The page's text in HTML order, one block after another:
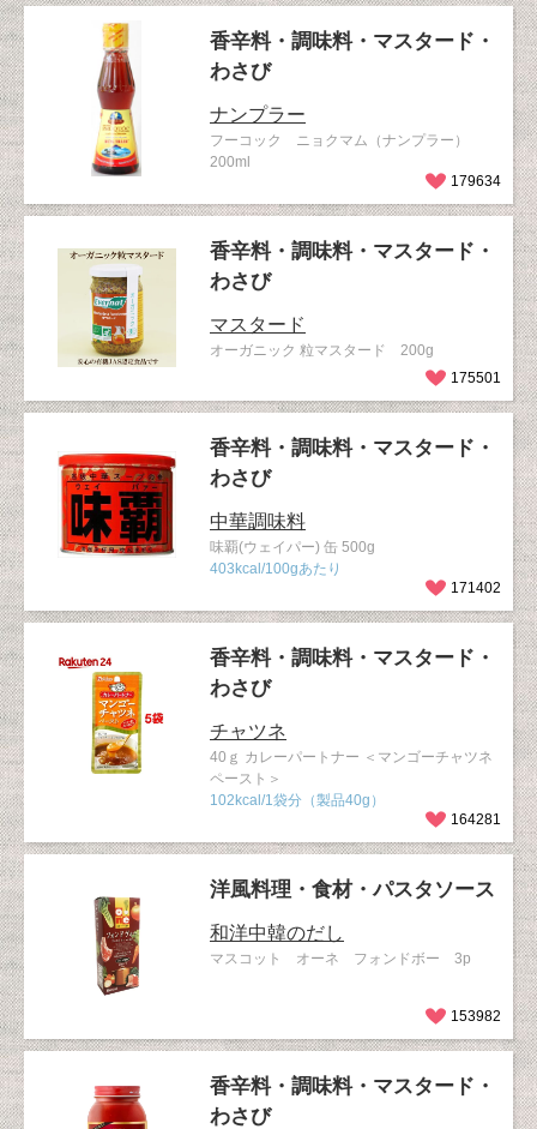
香辛料・調味料・マスタード・
わさび
ナンプラー
フーコック ニョクマム（ナンプラー）
200ml
179634
香辛料・調味料・マスタード・
わさび
マスタード
オーガニック 粒マスタード 200g
175501
香辛料・調味料・マスタード・
わさび
中華調味料
味覇(ウェイパー) 缶 500g
403kcal/100gあたり
171402
香辛料・調味料・マスタード・
わさび
チャツネ
40ｇ カレーパートナー ＜マンゴーチャツネ
ペースト＞
102kcal/1袋分（製品40g）
164281
洋風料理・食材・パスタソース
和洋中韓のだし
マスコット オーネ フォンドボー 3p
153982
香辛料・調味料・マスタード・
わさび